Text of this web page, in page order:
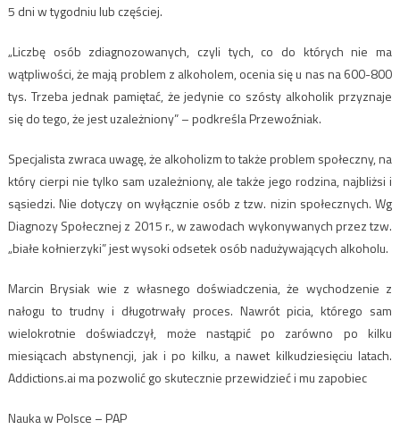
5 dni w tygodniu lub częściej.
„Liczbę osób zdiagnozowanych, czyli tych, co do których nie ma
wątpliwości, że mają problem z alkoholem, ocenia się u nas na 600-800
tys. Trzeba jednak pamiętać, że jedynie co szósty alkoholik przyznaje
się do tego, że jest uzależniony” – podkreśla Przewoźniak.
Specjalista zwraca uwagę, że alkoholizm to także problem społeczny, na
który cierpi nie tylko sam uzależniony, ale także jego rodzina, najbliżsi i
sąsiedzi. Nie dotyczy on wyłącznie osób z tzw. nizin społecznych. Wg
Diagnozy Społecznej z 2015 r., w zawodach wykonywanych przez tzw.
„białe kołnierzyki” jest wysoki odsetek osób nadużywających alkoholu.
Marcin Brysiak wie z własnego doświadczenia, że wychodzenie z
nałogu to trudny i długotrwały proces. Nawrót picia, którego sam
wielokrotnie doświadczył, może nastąpić po zarówno po kilku
miesiącach abstynencji, jak i po kilku, a nawet kilkudziesięciu latach.
Addictions.ai ma pozwolić go skutecznie przewidzieć i mu zapobiec
Nauka w Polsce – PAP